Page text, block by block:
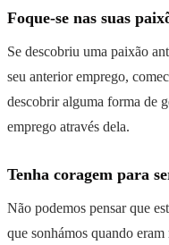
Foque-se nas suas
Se descobriu uma paixão
seu anterior emprego,
descobrir alguma forma de
emprego através dela.
Tenha coragem para
Não podemos pensar que
que sonhámos quando